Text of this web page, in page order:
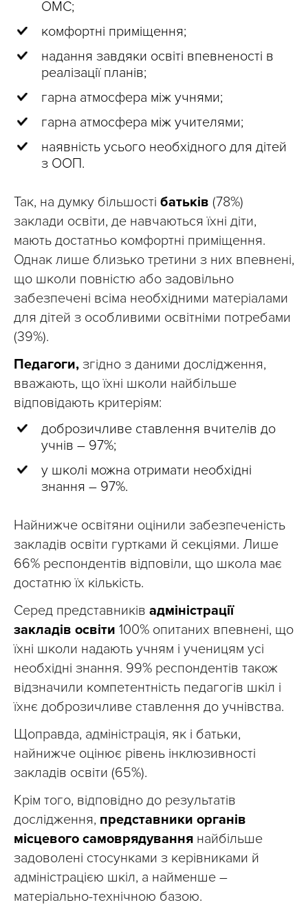
ОМС;
комфортні приміщення;
надання завдяки освіті впевненості в
реалізації планів;
гарна атмосфера між учнями;
гарна атмосфера між учителями;
наявність усього необхідного для дітей
з ООП.
Так, на думку більшості батьків (78%)
заклади освіти, де навчаються їхні діти,
мають достатньо комфортні приміщення.
Однак лише близько третини з них впевнені,
що школи повністю або задовільно
забезпечені всіма необхідними матеріалами
для дітей з особливими освітніми потребами
(39%).
Педагоги, згідно з даними дослідження,
вважають, що їхні школи найбільше
відповідають критеріям:
доброзичливе ставлення вчителів до
учнів – 97%;
у школі можна отримати необхідні
знання – 97%.
Найнижче освітяни оцінили забезпеченість
закладів освіти гуртками й секціями. Лише
66% респондентів відповіли, що школа має
достатню їх кількість.
Серед представників адміністрації
закладів освіти 100% опитаних впевнені, що
їхні школи надають учням і ученицям усі
необхідні знання. 99% респондентів також
відзначили компетентність педагогів шкіл і
їхнє доброзичливе ставлення до учнівства.
Щоправда, адміністрація, як і батьки,
найнижче оцінює рівень інклюзивності
закладів освіти (65%).
Крім того, відповідно до результатів
дослідження, представники органів
місцевого самоврядування найбільше
задоволені стосунками з керівниками й
адміністрацією шкіл, а найменше –
матеріально-технічною базою.